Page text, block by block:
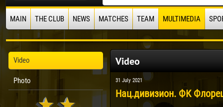
MAIN THE CLUB NEWS MATCHES TEAM MULTIMEDIA
Video
Photo
Video
31 July 2021
Нац.дивизион. ФК